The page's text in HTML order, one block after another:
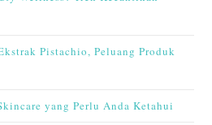
Pistachio, Peluang Produk
yang Perlu Anda Ketahui